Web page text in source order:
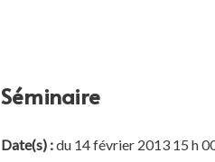
Séminaire
Date(s) :du 14 février 2013 15 h